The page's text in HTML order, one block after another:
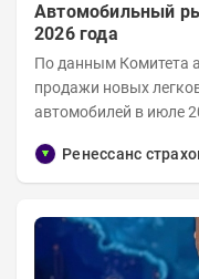
Автомобильный
2026 года
По данным Комитета
продажи новых
автомобилей в июле
Ренессанс